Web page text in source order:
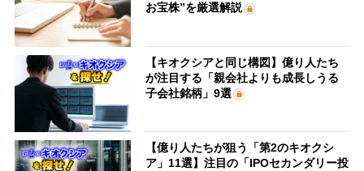
お宝株”を厳選解説
【キオクシアと同じ構図】億り人たち
が注目する「親会社よりも成長しうる
子会社銘柄」9選
【億り人たちが狙う「第2のキオクシ
ア」11選】注目の「IPOセカンダリー投